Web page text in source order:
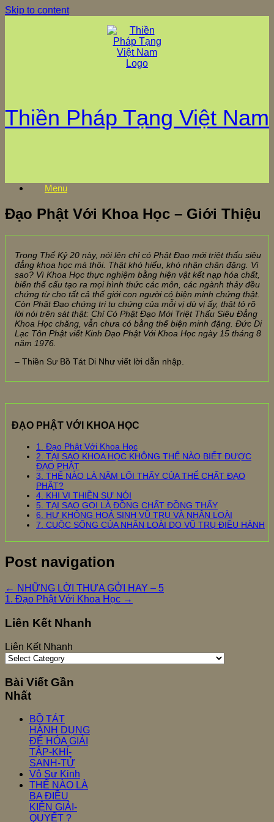
Skip to content
Thiền Pháp Tạng Việt Nam
Menu
Đạo Phật Với Khoa Học – Giới Thiệu
Trong Thế Kỷ 20 này, nói lên chỉ có Phật Đạo mới triệt thấu siêu
đẳng khoa học mà thôi. Thật khó hiểu, khó nhận chân đặng. Vì
sao? Vì Khoa Học thực nghiệm bằng hiện vật kết nạp hóa chất,
biến thể cấu tạo ra mọi hình thức các môn, các ngành thảy đều
chứng từ cho tất cả thế giới con người có biện minh chứng thật.
Còn Phật Đạo chứng tri tu chứng của mỗi vị dù vị ấy, thật tỏ rõ
lời nói trên sát thật: Chỉ Có Phật Đạo Mới Triệt Thấu Siêu Đẳng
Khoa Học chăng, vẫn chưa có bằng thể biện minh đặng. Đức Di
Lạc Tôn Phật viết Kinh Đạo Phật Với Khoa Học ngày 15 tháng 8
năm 1976.
– Thiền Sư Bồ Tát Di Như viết lời dẫn nhập.
ĐẠO PHẬT VỚI KHOA HỌC
1. Đạo Phật Với Khoa Học
2. TẠI SAO KHOA HỌC KHÔNG THỂ NÀO BIẾT ĐƯỢC
ĐẠO PHẬT
3. THẾ NÀO LÀ NĂM LỐI THẤY CỦA THỂ CHẤT ĐẠO
PHẬT?
4. KHI VỊ THIỀN SƯ NÓI
5. TẠI SAO GỌI LÀ ĐỒNG CHẤT ĐỒNG THẤY
6. HƯ KHÔNG HOÁ SINH VŨ TRỤ VÀ NHÂN LOÀI
7. CUỘC SỐNG CỦA NHÂN LOÀI DO VŨ TRỤ ĐIỀU HÀNH
Post navigation
← NHỮNG LỜI THƯA GỞI HAY – 5
1. Đạo Phật Với Khoa Học →
Liên Kết Nhanh
Liên Kết Nhanh
Bài Viết Gần
Nhất
BỒ TÁT
HÀNH DỤNG
ĐỂ HÓA GIẢI
TẬP-KHÍ-
SANH-TỬ
Vô Sư Kinh
THẾ NÀO LÀ
BA ĐIỀU
KIỆN GIẢI-
QUYẾT ?